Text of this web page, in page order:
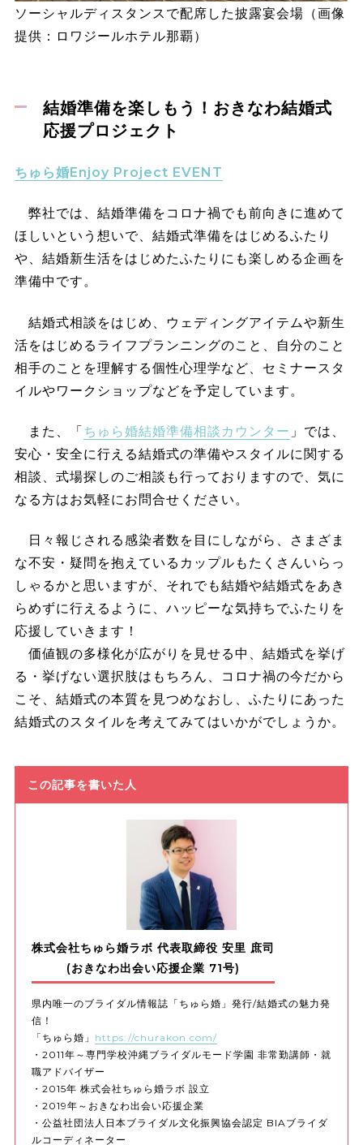
ソーシャルディスタンスで配席した披露宴会場（画像
提供：ロワジールホテル那覇）
結婚準備を楽しもう！おきなわ結婚式
応援プロジェクト
ちゅら婚Enjoy Project EVENT
弊社では、結婚準備をコロナ禍でも前向きに進めて
ほしいという想いで、結婚式準備をはじめるふたり
や、結婚新生活をはじめたふたりにも楽しめる企画を
準備中です。
結婚式相談をはじめ、ウェディングアイテムや新生
活をはじめるライフプランニングのこと、自分のこと
相手のことを理解する個性心理学など、セミナースタ
イルやワークショップなどを予定しています。
また、「ちゅら婚結婚準備相談カウンター 」では、
安心・安全に行える結婚式の準備やスタイルに関する
相談、式場探しのご相談も行っておりますので、気に
なる方はお気軽にお問合せください。
日々報じされる感染者数を目にしながら、さまざま
な不安・疑問を抱えているカップルもたくさんいらっ
しゃるかと思いますが、それでも結婚や結婚式をあき
らめずに行えるように、ハッピーな気持ちでふたりを
応援していきます！
価値観の多様化が広がりを見せる中、結婚式を挙げ
る・挙げない選択肢はもちろん、コロナ禍の今だから
こそ、結婚式の本質を見つめなおし、ふたりにあった
結婚式のスタイルを考えてみてはいかがでしょうか。
この記事を書いた人
株式会社ちゅら婚ラボ 代表取締役 安里 庶司
(おきなわ出会い応援企業 71号)
県内唯一のブライダル情報誌「ちゅら婚」発行/結婚式の魅力発
信！
「ちゅら婚」 https://churakon.com/
・2011年～専門学校沖縄ブライダルモード学園 非常勤講師・就
職アドバイザー
・2015年 株式会社ちゅら婚ラボ 設立
・2019年～おきなわ出会い応援企業
・公益社団法人日本ブライダル文化振興協会認定 BIAブライダ
ルコーディネーター